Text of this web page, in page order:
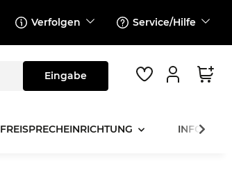
Verfolgen Service/Hilfe
FREISPRECHEINRICHTUNG